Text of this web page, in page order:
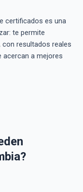
certificados es una
te permite
resultados reales
a mejores